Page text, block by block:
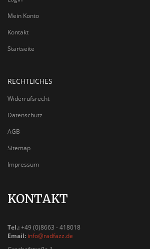
Mein Konto
Kontakt
Startseite
RECHTLICHES
Widerrufsrecht
Datenschutz
AGB
Sitemap
Impressum
KONTAKT
Tel.:+49 (0)8663 - 418018
Email: info@radfazz.de